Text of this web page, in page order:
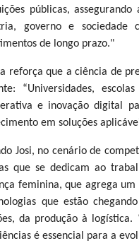
públicas,
governo e sociedade
de longo prazo."
reforça que a ciência de
“Universidades,
e inovação digital
em soluções
Josi, no cenário de
que se dedicam ao
feminina, que agrega
que estão
da produção à
é essencial para a